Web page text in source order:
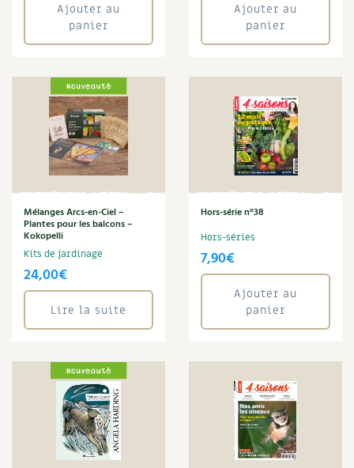
Ajouter au
panier
Ajouter au
panier
Mélanges Arcs-en-Ciel –
Plantes pour les balcons –
Kokopelli
Kits de jardinage
24,00€
Lire la suite
Hors-série n°38
Hors-séries
7,90€
Ajouter au
panier